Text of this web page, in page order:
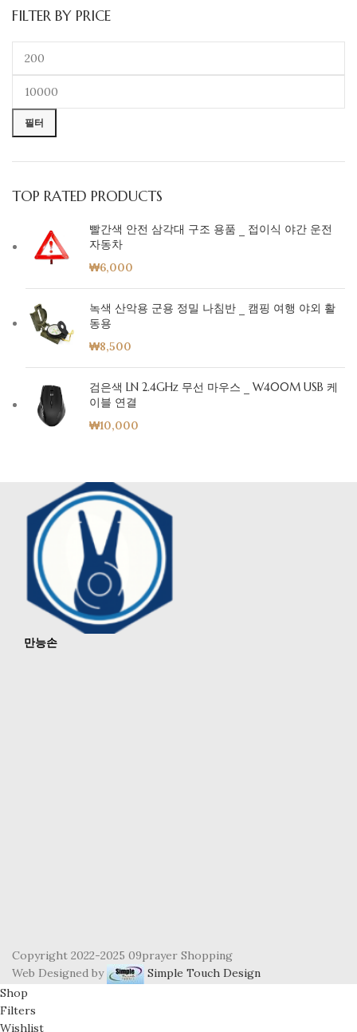
FILTER BY PRICE
필터
TOP RATED PRODUCTS
빨간색 안전 삼각대 구조 용품 _ 접이식 야간 운전
자동차
₩6,000
녹색 산악용 군용 정밀 나침반 _ 캠핑 여행 야외 활
동용
₩8,500
검은색 LN 2.4GHz 무선 마우스 _ W400M USB 케
이블 연결
₩10,000
만능손
Copyright 2022-2025 09prayer Shopping
Web Designed by
Simple Touch Design
Shop
Filters
Wishlist